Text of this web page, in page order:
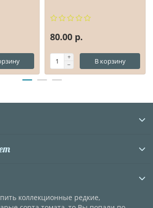
80.00 р.
В корзину
коллекционные редкие,